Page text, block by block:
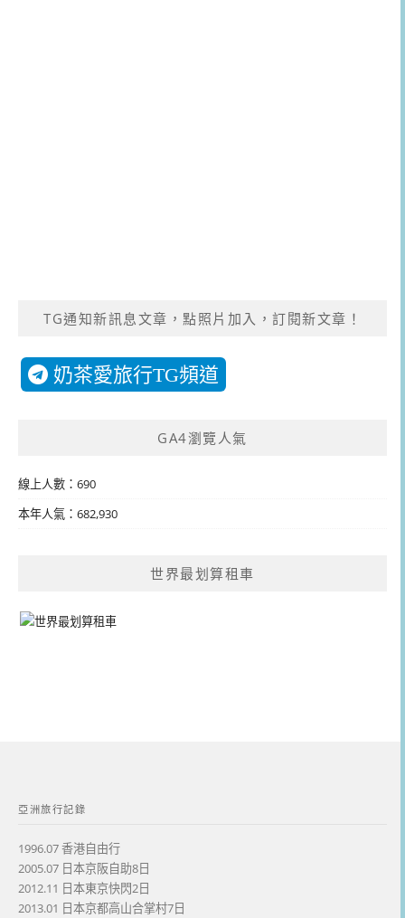
TG通知新訊息文章，點照片加入，訂閱新文章！
奶茶愛旅行TG頻道
GA4瀏覽人氣
線上人數：690
本年人氣：682,930
世界最划算租車
亞洲旅行記錄
1996.07 香港自由行
2005.07 日本京阪自助8日
2012.11 日本東京快閃2日
2013.01 日本京都高山合掌村7日